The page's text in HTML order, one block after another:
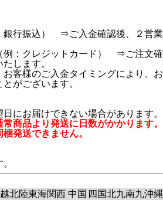
銀行振込） ⇒ご入金確認後、２営業
例：クレジットカード） ⇒ご注文確
します。
客様のご入金タイミングにより、お
がございます。
にお届けできない場合があります。
常商品より発送に日数がかかります。
発送できません。
北陸東海関西 中国 四国北九南九沖縄